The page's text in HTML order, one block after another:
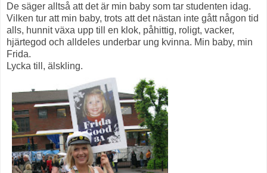
De säger alltså att det är min baby som tar studenten idag.
Vilken tur att min baby, trots att det nästan inte gått någon tid
alls, hunnit växa upp till en klok, påhittig, roligt, vacker,
hjärtegod och alldeles underbar ung kvinna. Min baby, min
Frida.
Lycka till, älskling.